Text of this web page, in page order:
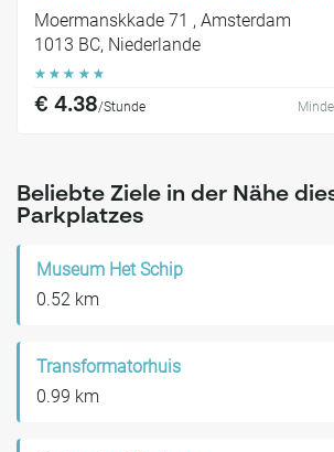
Moermanskkade 71 , Amsterdam
1013 BC, Niederlande
☆ ☆ ☆ ☆ ☆
€ 4.38/Stunde
Beliebte Ziele in der Nähe
Parkplatzes
Museum Het Schip
0.52 km
Transformatorhuis
0.99 km